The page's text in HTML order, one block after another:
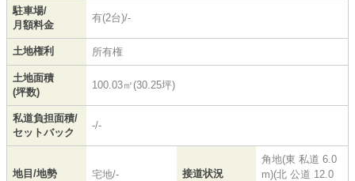
駐車場/
月額料金
有(2台)/-
土地権利 所有権
土地面積
(坪数)
100.03㎡(30.25坪)
私道負担面積/
セットバック
-/-
地目/地勢 宅地/- 接道状況
角地(東 私道 6.0
m)(北 公道 12.0